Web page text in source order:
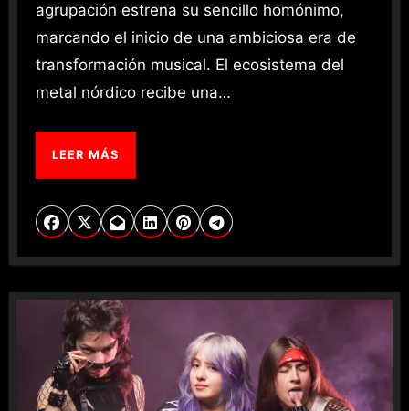
agrupación estrena su sencillo homónimo,
marcando el inicio de una ambiciosa era de
transformación musical. El ecosistema del
metal nórdico recibe una…
LEER MÁS